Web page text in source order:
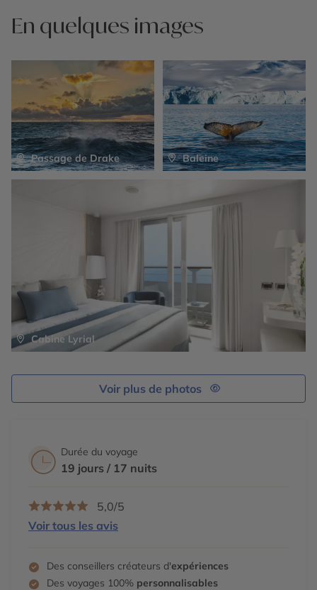
En quelques images
Cabine Lyrial
Passage de Drake Baleine
Voir plus de photos
Durée du voyage
19 jours / 17 nuits
5,0/5
Voir tous les avis
Des conseillers créateurs d'expériences
Des voyages 100% personnalisables